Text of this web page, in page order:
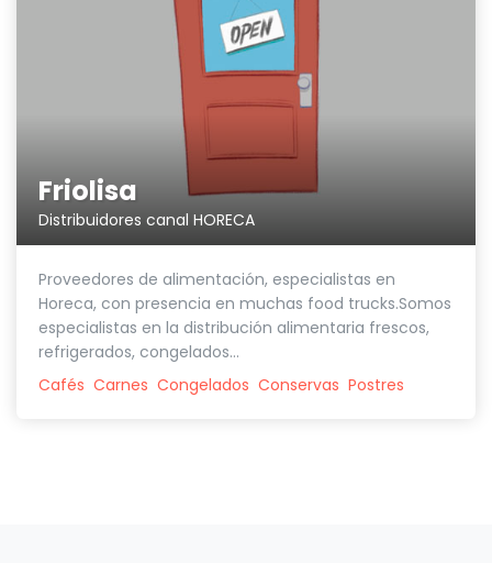
Friolisa
Distribuidores canal HORECA
Proveedores de alimentación, especialistas en
Horeca, con presencia en muchas food trucks.Somos
especialistas en la distribución alimentaria frescos,
refrigerados, congelados...
Cafés Carnes Congelados Conservas Postres